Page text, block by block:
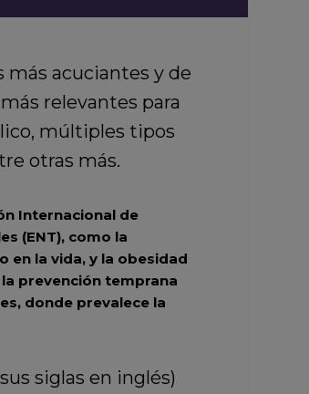
más acuciantes y de
relevantes para
múltiples tipos
otras más.
Internacional de
(ENT), como la
en la vida, y la obesidad
prevención temprana
donde prevalece la
siglas en inglés)